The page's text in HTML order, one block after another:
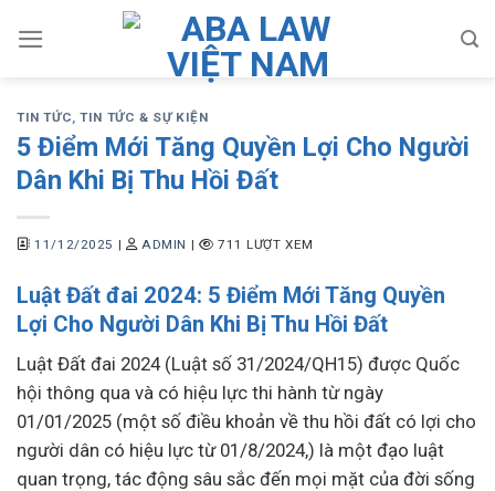
TIN TỨC,TIN TỨC & SỰ KIỆN
5 Điểm Mới Tăng Quyền Lợi Cho Người
Dân Khi Bị Thu Hồi Đất
11/12/2025 | ADMIN | 711 LƯỢT XEM
Luật Đất đai 2024: 5 Điểm Mới Tăng Quyền
Lợi Cho Người Dân Khi Bị Thu Hồi Đất
Luật Đất đai 2024 (Luật số 31/2024/QH15) được Quốc
hội thông qua và có hiệu lực thi hành từ ngày
01/01/2025 (một số điều khoản về thu hồi đất có lợi cho
người dân có hiệu lực từ 01/8/2024,) là một đạo luật
quan trọng, tác động sâu sắc đến mọi mặt của đời sống